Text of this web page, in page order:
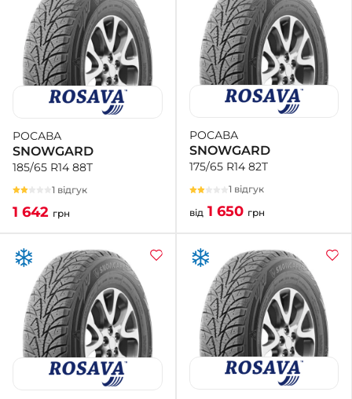
РОСАВА
SNOWGARD
185/65 R14 88T
1 відгук
1 642 грн
РОСАВА
SNOWGARD
175/65 R14 82T
1 відгук
від 1 650 грн